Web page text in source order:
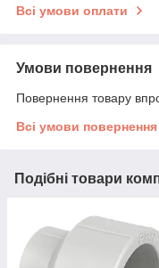
Всі умови оплати
Умови повернення
Повернення товару
Всі умови повернення
Подібні товари